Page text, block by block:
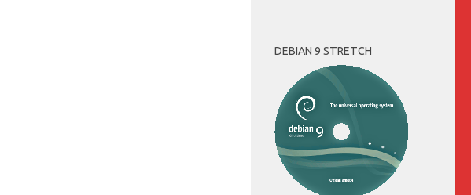
DEBIAN 9 STRETCH